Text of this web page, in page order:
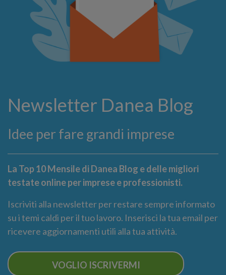
Newsletter Danea Blog
Idee per fare grandi imprese
La Top 10 Mensile di Danea Blog e delle migliori
testate online per imprese e professionisti.
Iscriviti alla newsletter per restare sempre informato
su i temi caldi per il tuo lavoro. Inserisci la tua email per
ricevere aggiornamenti utili alla tua attività.
VOGLIO ISCRIVERMI